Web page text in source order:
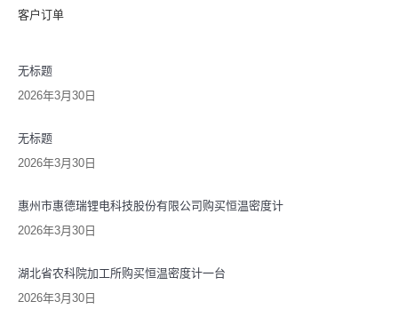
客户订单
无标题
2026年3月30日
无标题
2026年3月30日
惠州市惠德瑞锂电科技股份有限公司购买恒温密度计
2026年3月30日
湖北省农科院加工所购买恒温密度计一台
2026年3月30日